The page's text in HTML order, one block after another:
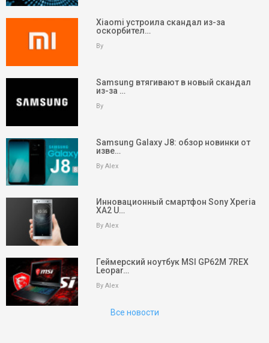
Xiaomi устроила скандал из-за
оскорбител…
By
Samsung втягивают в новый скандал
из-за …
By
Samsung Galaxy J8: обзор новинки от
изве…
By Alex
Инновационный смартфон Sony Xperia
XA2 U…
By Alex
Геймерский ноутбук MSI GP62M 7REX
Leopar…
By Alex
Все новости